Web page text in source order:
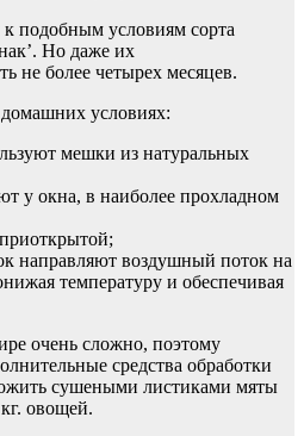
подобным условиям сорта
Но даже их
не более четырех месяцев.
условиях:
мешки из натуральных
у окна, в наиболее прохладном
направляют воздушный поток на
температуру и обеспечивая
очень сложно, поэтому
средства обработки
сушеными листиками мяты
овощей.